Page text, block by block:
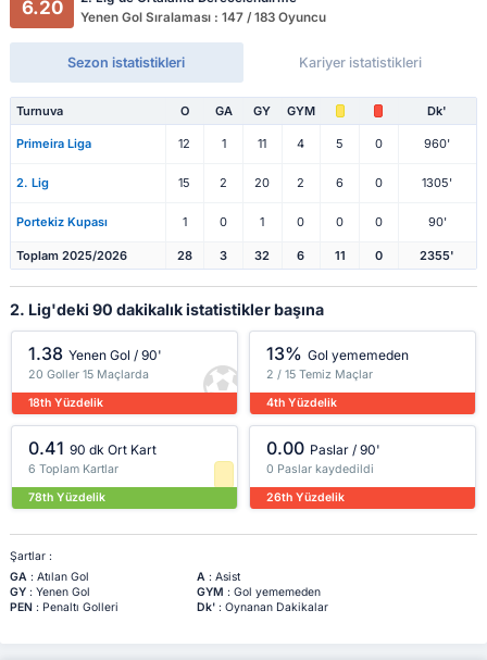
6.20
Yenen Gol Sıralaması : 147 / 183 Oyuncu
Sezon istatistikleri Kariyer istatistikleri
Turnuva O GA GY GYM Dk'
Primeira Liga 12 1 11 4 5 0 960'
2. Lig 15 2 20 2 6 0 1305'
Portekiz Kupası 1 0 1 0 0 0 90'
Toplam 2025/2026 28 3 32 6 11 0 2355'
2. Lig'deki 90 dakikalık istatistikler başına
1.38 Yenen Gol / 90'
20 Goller 15 Maçlarda
18th Yüzdelik
13% Gol yememeden
2 / 15 Temiz Maçlar
4th Yüzdelik
0.41 90 dk Ort Kart
6 Toplam Kartlar
78th Yüzdelik
0.00 Paslar / 90'
0 Paslar kaydedildi
26th Yüzdelik
Şartlar :
GA: Atılan Gol A: Asist
GY: Yenen Gol GYM : Gol yememeden
PEN: Penaltı Golleri Dk': Oynanan Dakikalar